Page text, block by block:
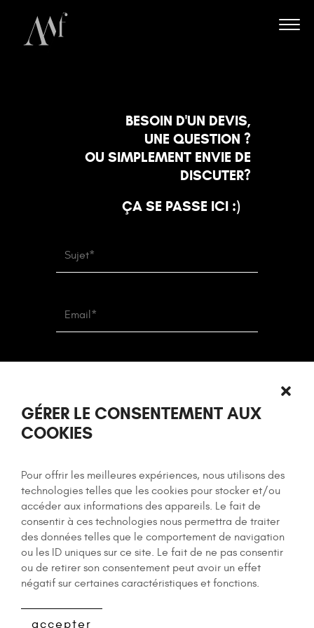
GÉRER LE CONSENTEMENT AUX
COOKIES
Pour offrir les meilleures expériences, nous utilisons des
technologies telles que les cookies pour stocker et/ou
accéder aux informations des appareils. Le fait de
consentir à ces technologies nous permettra de traiter
des données telles que le comportement de navigation
ou les ID uniques sur ce site. Le fait de ne pas consentir
ou de retirer son consentement peut avoir un effet
négatif sur certaines caractéristiques et fonctions.
accepter
Recaptcha v2
BESOIN D'UN DEVIS,
UNE QUESTION ?
OU SIMPLEMENT ENVIE DE
DISCUTER?
ÇA SE PASSE ICI :)